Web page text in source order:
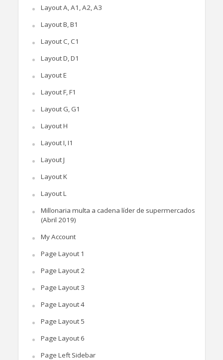
Layout A, A1, A2, A3
Layout B, B1
Layout C, C1
Layout D, D1
Layout E
Layout F, F1
Layout G, G1
Layout H
Layout I, I1
Layout J
Layout K
Layout L
Millonaria multa a cadena líder de supermercados
(Abril 2019)
My Account
Page Layout 1
Page Layout 2
Page Layout 3
Page Layout 4
Page Layout 5
Page Layout 6
Page Left Sidebar